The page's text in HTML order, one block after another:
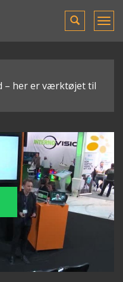
Toggle
search
– her er værktøjet til